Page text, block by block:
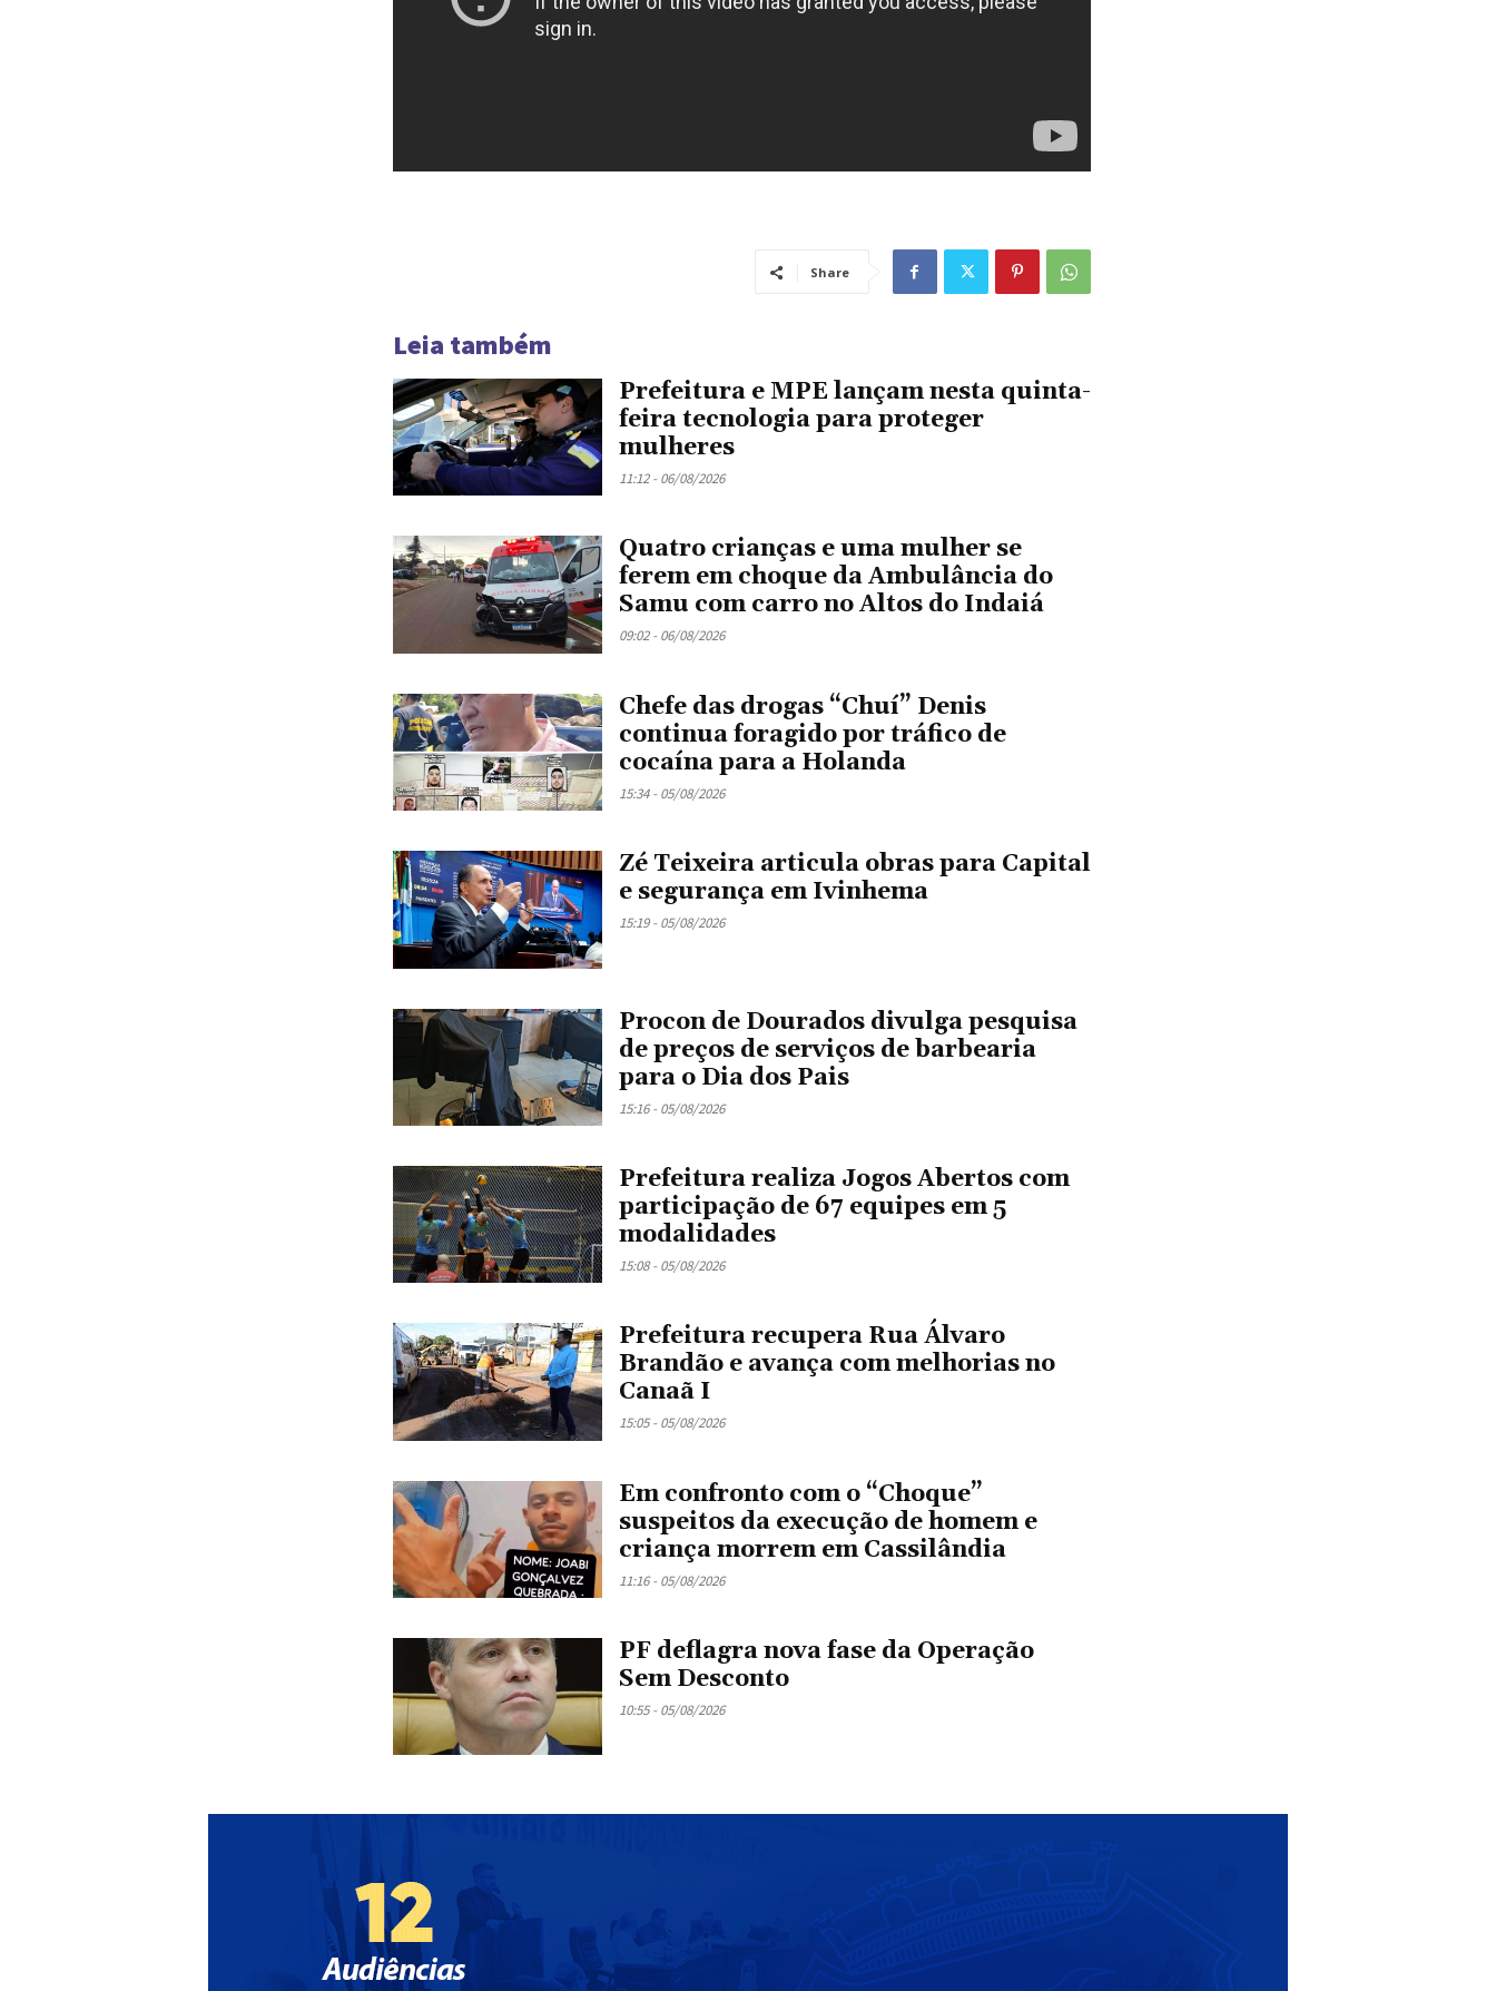
Share
Leia também
Prefeitura e MPE lançam nesta quinta-
feira tecnologia para proteger
mulheres
11:12 - 06/08/2026
Quatro crianças e uma mulher se
ferem em choque da Ambulância do
Samu com carro no Altos do Indaiá
09:02 - 06/08/2026
Chefe das drogas “Chuí” Denis
continua foragido por tráfico de
cocaína para a Holanda
15:34 - 05/08/2026
Zé Teixeira articula obras para Capital
e segurança em Ivinhema
15:19 - 05/08/2026
Procon de Dourados divulga pesquisa
de preços de serviços de barbearia
para o Dia dos Pais
15:16 - 05/08/2026
Prefeitura realiza Jogos Abertos com
participação de 67 equipes em 5
modalidades
15:08 - 05/08/2026
Prefeitura recupera Rua Álvaro
Brandão e avança com melhorias no
Canaã I
15:05 - 05/08/2026
Em confronto com o “Choque”
suspeitos da execução de homem e
criança morrem em Cassilândia
11:16 - 05/08/2026
PF deflagra nova fase da Operação
Sem Desconto
10:55 - 05/08/2026